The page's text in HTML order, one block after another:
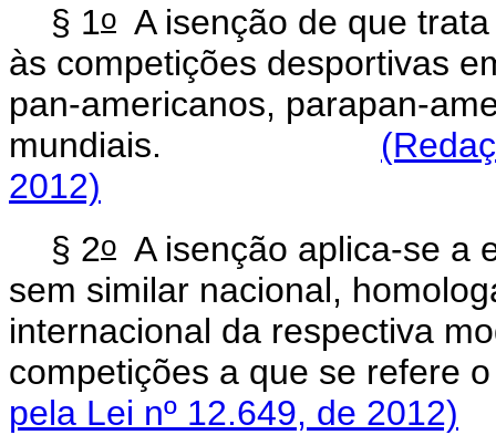
§ 1o A isenção de que
às competições desportivas
pan-americanos, parapan-
mundiais.
2012)
§ 2o A isenção aplica-se a
sem similar nacional,
internacional da respectiva
competições a que se refere
pela Lei nº 12.649, de 2012)